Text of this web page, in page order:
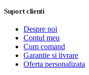
Suport clienti
Despre noi
Contul meu
Cum comand
Garantie si livrare
Oferta personalizata